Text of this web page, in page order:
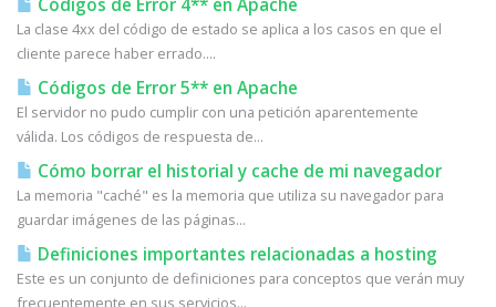
Códigos de Error 4** en Apache
La clase 4xx del código de estado se aplica a los casos en que el
cliente parece haber errado....
Códigos de Error 5** en Apache
El servidor no pudo cumplir con una petición aparentemente
válida. Los códigos de respuesta de...
Cómo borrar el historial y cache de mi navegador
La memoria "caché" es la memoria que utiliza su navegador para
guardar imágenes de las páginas...
Definiciones importantes relacionadas a hosting
Este es un conjunto de definiciones para conceptos que verán muy
frecuentemente en sus servicios...